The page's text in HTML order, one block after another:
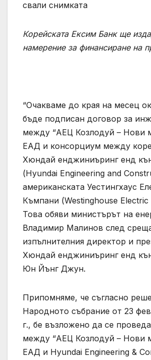
свали снимката
Корейската Ексим Банк ще
намерение за финансиране на
“Очакваме до края на месец
бъде подписан договор за
между “АЕЦ Козлодуй – Нови
ЕАД и консорциум между
Хюндай енджиниъринг енд
(Hyundai Engineering and
американската Уестингхаус
Къмпани (Westinghouse Electric
Това обяви министърът на
Владимир Малинов след
изпълнителния директор и
Хюндай енджиниъринг енд
Юн Йънг Джун.
Припомняме, че съгласно
Народното събрание от 23
г., бе възложено да се
между “АЕЦ Козлодуй – Нови
ЕАД и Hyundai Engineering &